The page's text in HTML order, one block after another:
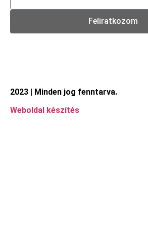
Feliratkozom
2023 | Minden jog fenntarva.
Weboldal készítés